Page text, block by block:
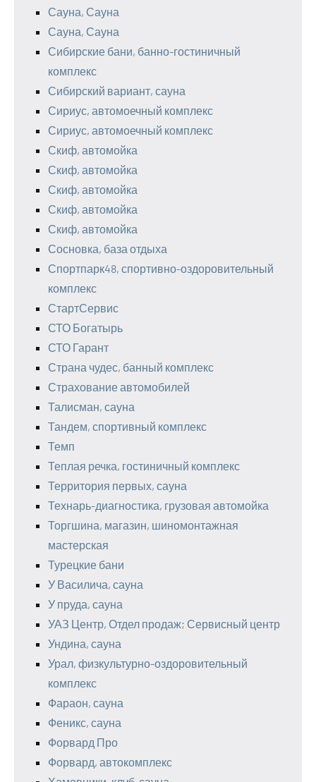
Сауна, Сауна
Сауна, Сауна
Сибирские бани, банно-гостиничный
комплекс
Сибирский вариант, сауна
Сириус, автомоечный комплекс
Сириус, автомоечный комплекс
Скиф, автомойка
Скиф, автомойка
Скиф, автомойка
Скиф, автомойка
Скиф, автомойка
Сосновка, база отдыха
Спортпарк48, спортивно-оздоровительный
комплекс
СтартСервис
СТО Богатырь
СТО Гарант
Страна чудес, банный комплекс
Страхование автомобилей
Талисман, сауна
Тандем, спортивный комплекс
Темп
Теплая речка, гостиничный комплекс
Территория первых, сауна
Технарь-диагностика, грузовая автомойка
Торгшина, магазин, шиномонтажная
мастерская
Турецкие бани
У Василича, сауна
У пруда, сауна
УАЗ Центр, Отдел продаж; Сервисный центр
Ундина, сауна
Урал, физкультурно-оздоровительный
комплекс
Фараон, сауна
Феникс, сауна
Форвард Про
Форвард, автокомплекс